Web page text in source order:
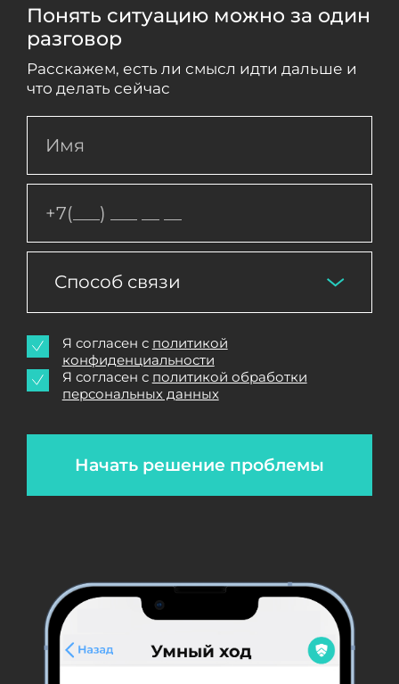
Понять ситуацию можно за один
разговор
Расскажем, есть ли смысл идти дальше и
что делать сейчас
Способ связи
Начать решение проблемы
Я согласен с политикой
конфиденциальности
Я согласен с политикой обработки
персональных данных